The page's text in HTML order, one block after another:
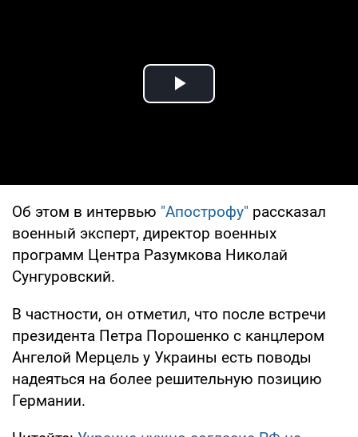
Play Video
Об этом в интервью "Апострофу" рассказал
военный эксперт, директор военных
программ Центра Разумкова Николай
Сунгуровский.
В частности, он отметил, что после встречи
президента Петра Порошенко с канцлером
Ангелой Мерцель у Украины есть поводы
надеяться на более решительную позицию
Германии.